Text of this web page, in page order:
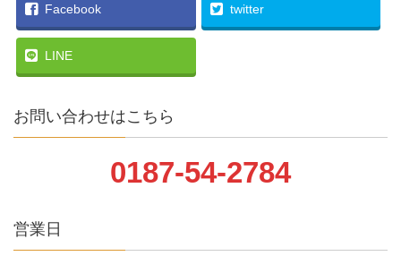
Facebook twitter
LINE
お問い合わせはこちら
0187-54-2784
営業日